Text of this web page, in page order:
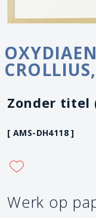
Zonder titel
[ AMS-DH4118 ]
Werk op